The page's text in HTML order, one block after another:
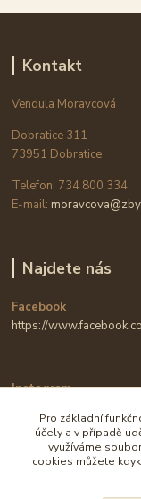
Kontakt
Vendula Moravcová
Dobratice 311
73951 Dobratice
Telefon: 734 800 334
E-mail:
Najdete nás
Facebook
https://
Instagram
Pro základní
účely a v případě
využíváme
cookies můžete